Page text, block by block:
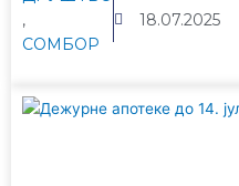
,
СОМБОР
18.07.2025